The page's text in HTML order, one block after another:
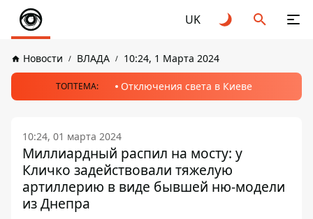
UK
Новости ВЛАДА 10:24, 1 Марта 2024
ТОПТЕМА: Отключения света в Киеве
10:24, 01 марта 2024
Миллиардный распил на мосту: у
Кличко задействовали тяжелую
артиллерию в виде бывшей ню-модели
из Днепра